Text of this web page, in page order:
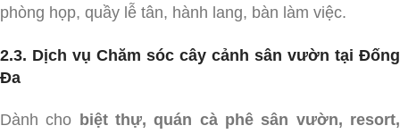
phòng họp, quầy lễ tân, hành lang, bàn làm việc.
2.3. Dịch vụ Chăm sóc cây cảnh sân vườn tại Đống
Đa
Dành cho biệt thự, quán cà phê sân vườn, resort,